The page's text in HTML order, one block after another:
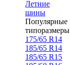
Летние
шины
Популярные
типоразмеры
175/65 R14
185/65 R14
185/65 R15